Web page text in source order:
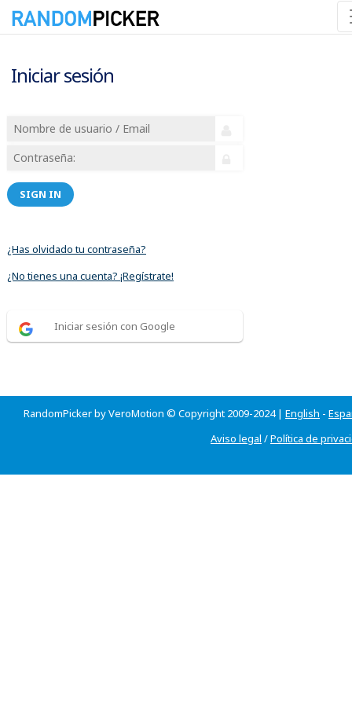
Iniciar sesión
SIGN IN
¿Has olvidado tu contraseña?
¿No tienes una cuenta? ¡Regístrate!
Iniciar sesión con Google
RandomPicker by VeroMotion © Copyright 2009-2024 | English -
Aviso legal /Política de